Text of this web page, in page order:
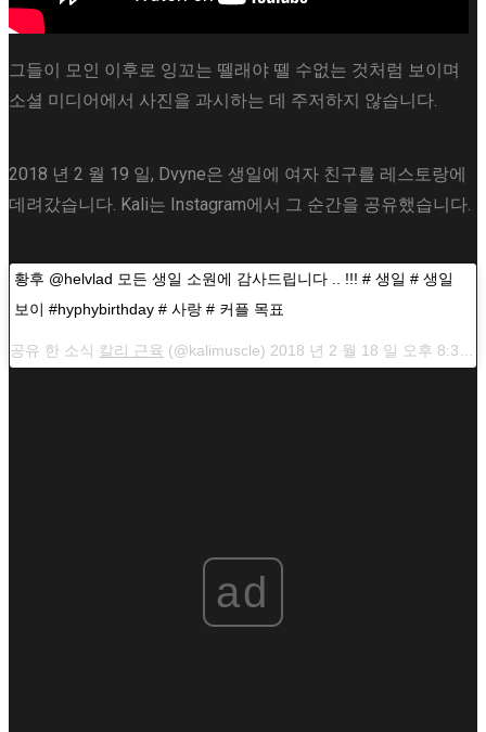
그들이 모인 이후로 잉꼬는 뗄래야 뗄 수없는 것처럼 보이며
소셜 미디어에서 사진을 과시하는 데 주저하지 않습니다.
2018 년 2 월 19 일, Dvyne은 생일에 여자 친구를 레스토랑에
데려갔습니다. Kali는 Instagram에서 그 순간을 공유했습니다.
황후 @helvlad 모든 생일 소원에 감사드립니다 .. !!! # 생일 # 생일
보이 #hyphybirthday # 사랑 # 커플 목표
공유 한 소식 칼리 근육 (@kalimuscle) 2018 년 2 월 18 일 오후 8:34 PST
ad